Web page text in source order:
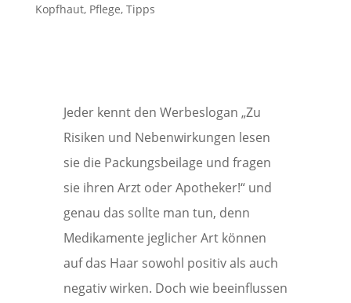
Kopfhaut, Pflege, Tipps
Jeder kennt den Werbeslogan „Zu
Risiken und Nebenwirkungen lesen
sie die Packungsbeilage und fragen
sie ihren Arzt oder Apotheker!“ und
genau das sollte man tun, denn
Medikamente jeglicher Art können
auf das Haar sowohl positiv als auch
negativ wirken. Doch wie beeinflussen